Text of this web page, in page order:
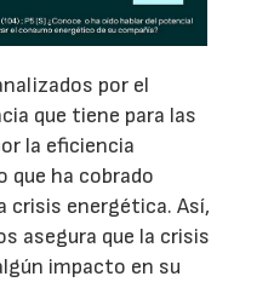
por el
que tiene para las
la eficiencia
que ha cobrado
crisis energética. Así,
asegura que la crisis
impacto en su